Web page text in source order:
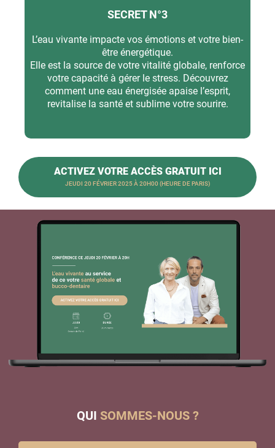
SECRET N°3
L’eau vivante impacte vos émotions et votre bien-
être énergétique.
Elle est la source de votre vitalité globale, renforce
votre capacité à gérer le stress. Découvrez
comment une eau énergisée apaise l’esprit,
revitalise la santé et sublime votre sourire.
ACTIVEZ VOTRE ACCÈS GRATUIT ICI
JEUDI 20 FÉVRIER 2025 À 20H00 (HEURE DE PARIS)
QUI SOMMES-NOUS ?